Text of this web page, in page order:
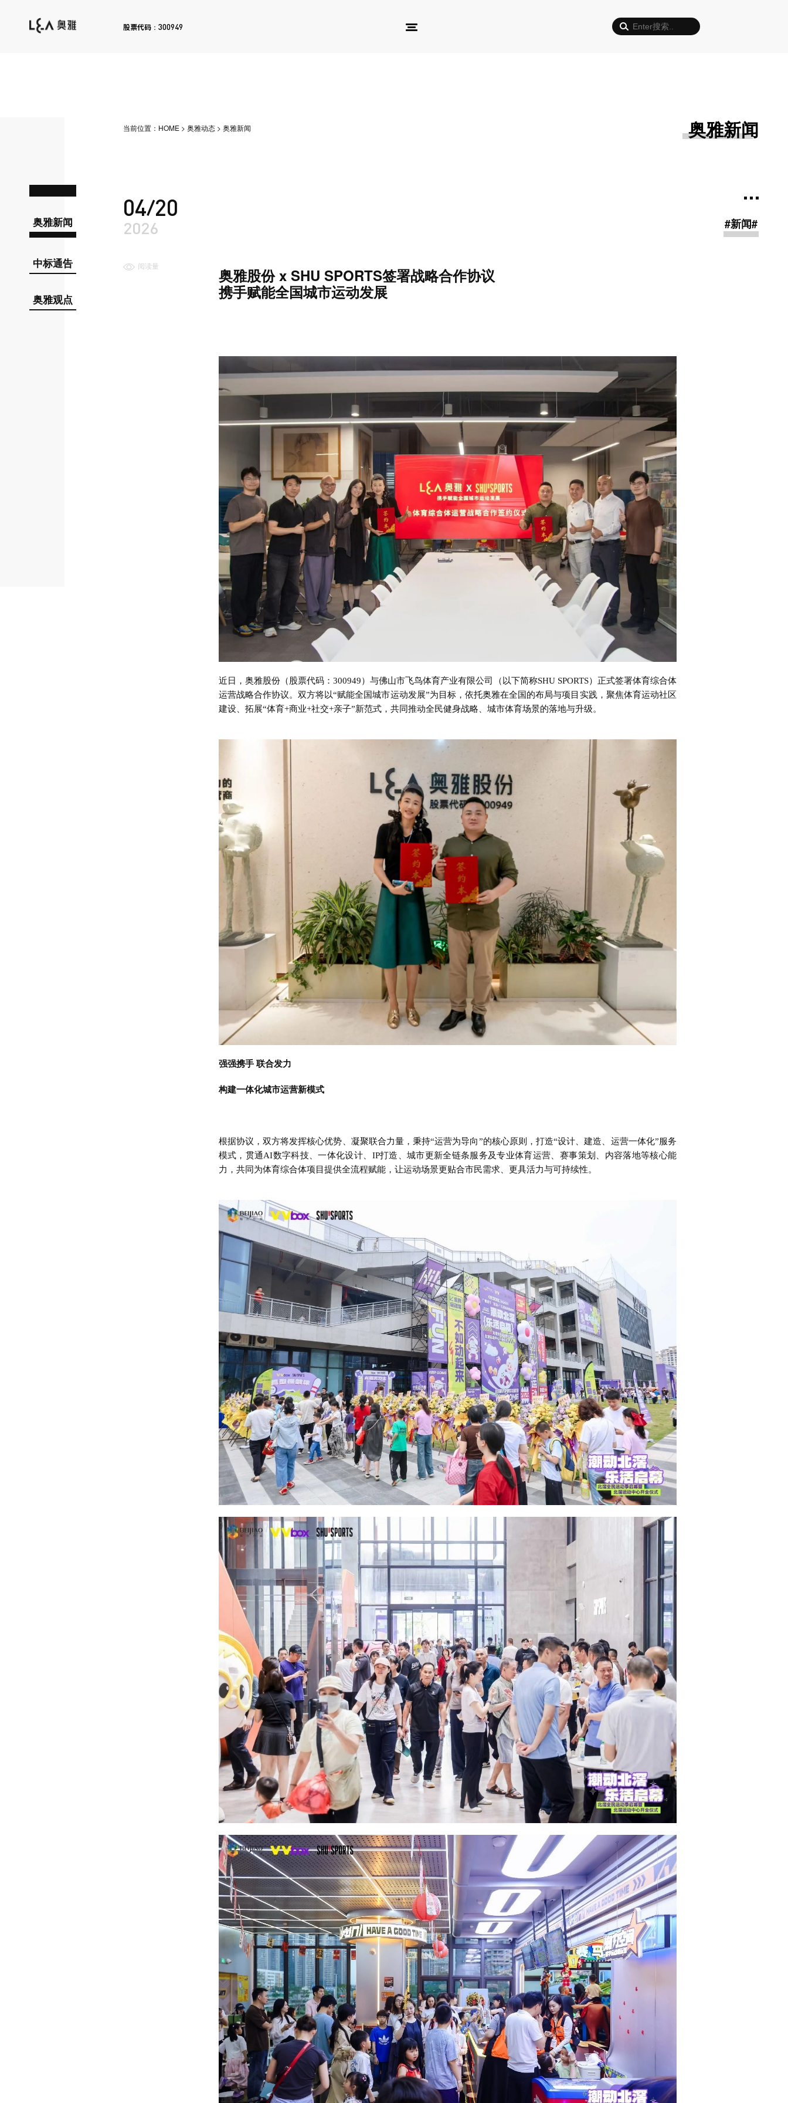
股票代码： 300949
奥雅新闻
中标通告
奥雅观点
当前位置： HOME > 奥雅动态 > 奥雅新闻 奥雅新闻
04/20
2026
阅读量
#新闻#
奥雅股份 x SHU SPORTS签署战略合作协议
携手赋能全国城市运动发展
近日，奥雅股份（股票代码：300949）与佛山市飞鸟体育产业有限公司（以下简称SHU SPORTS）正式签署体育综合体
运营战略合作协议。双方将以“赋能全国城市运动发展”为目标，依托奥雅在全国的布局与项目实践，聚焦体育运动社区
建设、拓展“体育+商业+社交+亲子”新范式，共同推动全民健身战略、城市体育场景的落地与升级。
强强携手 联合发力
构建一体化城市运营新模式
根据协议，双方将发挥核心优势、凝聚联合力量，秉持“运营为导向”的核心原则，打造“设计、建造、运营一体化”服务
模式，贯通AI数字科技、一体化设计、IP打造、城市更新全链条服务及专业体育运营、赛事策划、内容落地等核心能
力，共同为体育综合体项目提供全流程赋能，让运动场景更贴合市民需求、更具活力与可持续性。